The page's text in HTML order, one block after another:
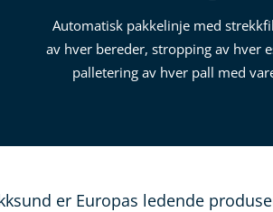
Automatisk pakkelinje med
av hver bereder, stropping av hver
palletering av hver pall med
er Europas ledende